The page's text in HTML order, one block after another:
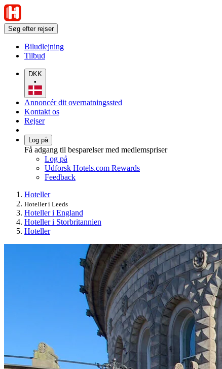
Søg efter rejser
Biludlejning
Tilbud
DKK
•
Annoncér dit overnatningssted
Kontakt os
Rejser
Log på
Få adgang til besparelser med medlemspriser
Log på
Udforsk Hotels.com Rewards
Feedback
Hoteller
Hoteller i Leeds
Hoteller i England
Hoteller i Storbritannien
Hoteller